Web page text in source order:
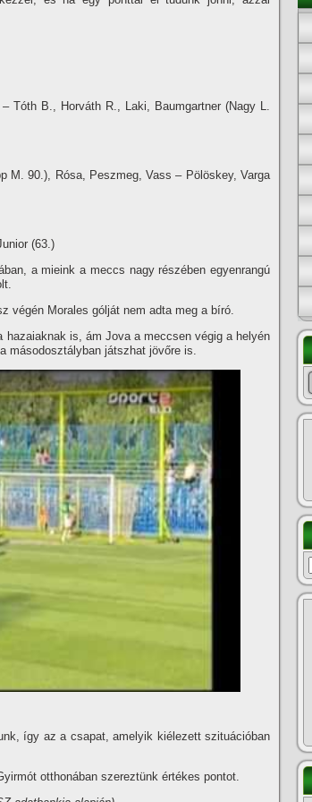
Tóth B., Horváth R., Laki, Baumgartner (Nagy L.
M. 90.), Rósa, Peszmeg, Vass – Pölöskey, Varga
(63.)
a mieink a meccs nagy részében egyenrangú
végén Morales gólját nem adta meg a bí­ró.
is, ám Jova a meccsen végig a helyén
másodosztályban játszhat jövőre is.
í­gy az a csapat, amelyik kiélezett szituációban
otthonában szereztünk értékes pontot.